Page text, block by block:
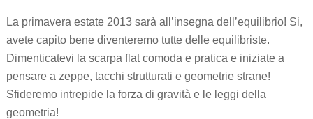
La primavera estate 2013 sarà all’insegna dell’equilibrio! Si,
avete capito bene diventeremo tutte delle equilibriste.
Dimenticatevi la scarpa flat comoda e pratica e iniziate a
pensare a zeppe, tacchi strutturati e geometrie strane!
Sfideremo intrepide la forza di gravità e le leggi della
geometria!